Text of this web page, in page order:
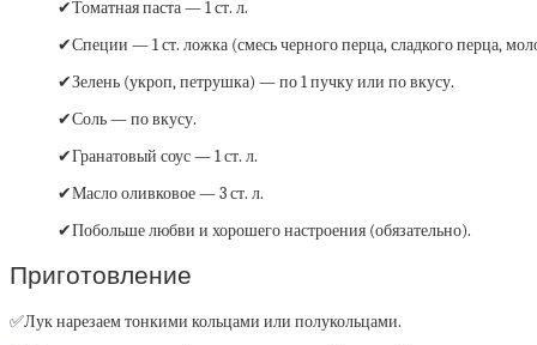
✔Томатная паста — 1 ст. л.
✔Специи — 1 ст. ложка (смесь черного перца, сладкого перца,
✔Зелень (укроп, петрушка) — по 1 пучку или по вкусу.
✔Соль — по вкусу.
✔Гранатовый соус — 1 ст. л.
✔Масло оливковое — 3 ст. л.
✔Побольше любви и хорошего настроения (обязательно).
Приготовление
✅Лук нарезаем тонкими кольцами или полукольцами.